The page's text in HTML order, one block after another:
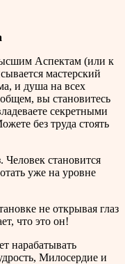
Аспектам (или к
мастерский
и душа на всех
вы становитесь
секретными
без труда стоять
Человек становится
уже на уровне
не открывая глаз
что это он!
нарабатывать
Милосердие и